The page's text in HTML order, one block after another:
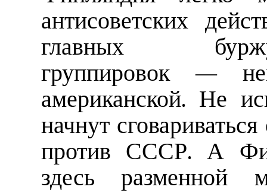
антисоветских
главных
группировок —
американской. Не
начнут
против СССР. А
здесь разменной